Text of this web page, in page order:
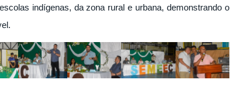
indígenas, da zona rural e urbana, demonstrando o